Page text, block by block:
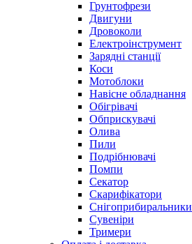
Грунтофрези
Двигуни
Дровоколи
Електроінструмент
Зарядні станції
Коси
Мотоблоки
Навісне обладнання
Обігрівачі
Обприскувачі
Олива
Пили
Подрібнювачі
Помпи
Секатор
Скарифікатори
Снігоприбиральники
Сувеніри
Тримери